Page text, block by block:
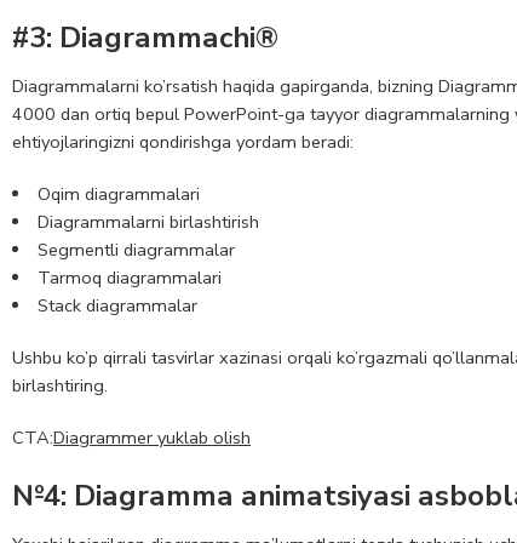
#3: Diagrammachi®
Diagrammalarni ko’rsatish haqida gapirganda, bizning
4000 dan ortiq bepul PowerPoint-ga tayyor diagrammalarning
ehtiyojlaringizni qondirishga yordam beradi:
Oqim diagrammalari
Diagrammalarni birlashtirish
Segmentli diagrammalar
Tarmoq diagrammalari
Stack diagrammalar
Ushbu ko’p qirrali tasvirlar xazinasi orqali ko’rgazmali
birlashtiring.
CTA:Diagrammer yuklab olish
№4: Diagramma animatsiyasi